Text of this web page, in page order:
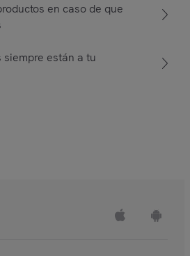
en caso de que
siempre están a tu